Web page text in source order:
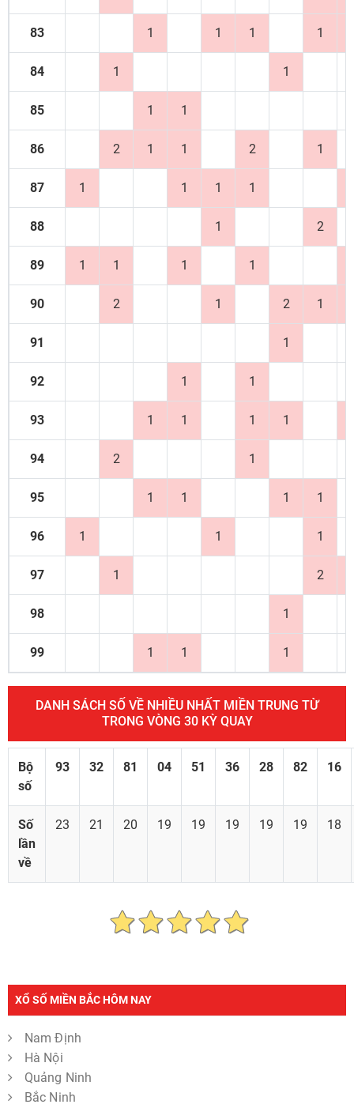
XỔ SỐ MIỀN BẮC HÔM NAY
Nam Định
Hà Nội
Quảng Ninh
Bắc Ninh
83 1 1 1 1
84 1 1
85 1 1
86 2 1 1 2 1
87 1 1 1 1
88 1 2
89 1 1 1 1
90 2 1 2 1
91 1
92 1 1
93 1 1 1 1
94 2 1
95 1 1 1 1
96 1 1 1
97 1 2
98 1
99 1 1 1
DANH SÁCH SỐ VỀ NHIỀU NHẤT MIỀN TRUNG TỪ
TRONG VÒNG 30 KỲ QUAY
Bộ
số
93 32 81 04 51 36 28 82 16
Số
lần
về
23 21 20 19 19 19 19 19 18